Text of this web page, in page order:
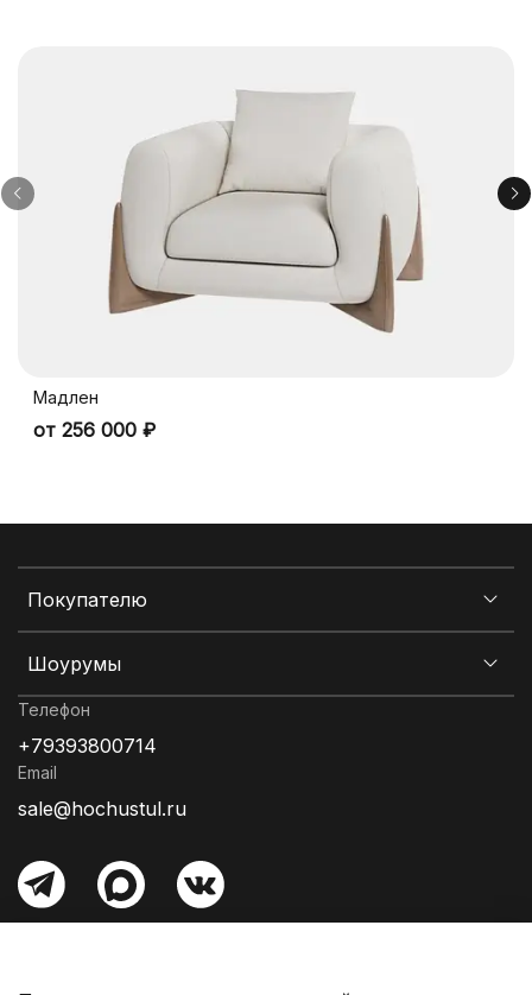
Мадлен
от 256 000 ₽
Покупателю
Шоурумы
Телефон
+79393800714
Email
sale@hochustul.ru